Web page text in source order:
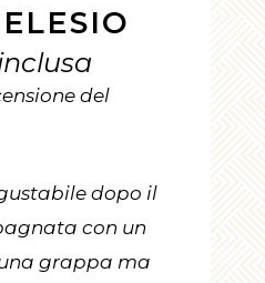
del
dopo il
con un
grappa ma